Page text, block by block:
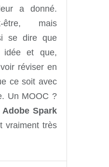
a donné.
mais
se dire que
idée et que,
réviser en
ce soit avec
Un MOOC ?
Adobe Spark
vraiment très